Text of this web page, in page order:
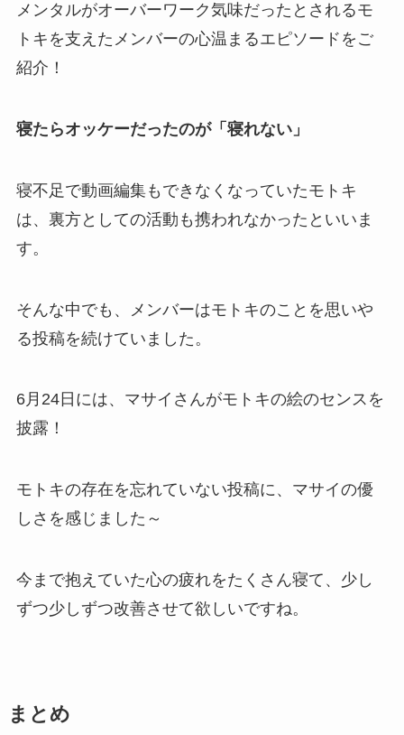
メンタルがオーバーワーク気味だったとされるモ
トキを支えたメンバーの心温まるエピソードをご
紹介！
寝たらオッケーだったのが「寝れない」
寝不足で動画編集もできなくなっていたモトキ
は、裏方としての活動も携われなかったといいま
す。
そんな中でも、メンバーはモトキのことを思いや
る投稿を続けていました。
6月24日には、マサイさんがモトキの絵のセンスを
披露！
モトキの存在を忘れていない投稿に、マサイの優
しさを感じました～
今まで抱えていた心の疲れをたくさん寝て、少し
ずつ少しずつ改善させて欲しいですね。
まとめ